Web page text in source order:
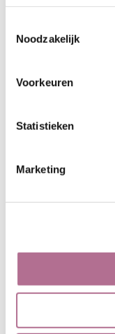
Noodzakelijk
Voorkeuren
Statistieken
Marketing
klassieke
tuniek